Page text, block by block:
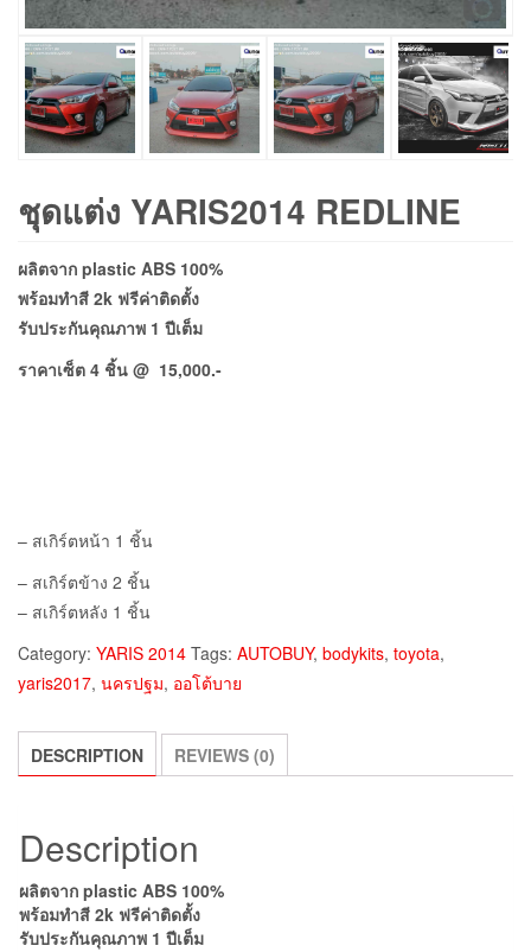
ชุดแต่ง YARIS2014 REDLINE
ผลิตจาก plastic ABS 100%
พร้อมทำสี 2k ฟรีค่าติดตั้ง
รับประกันคุณภาพ 1 ปีเต็ม
ราคาเซ็ต 4 ชิ้น @ 15,000.-
– สเกิร์ตหน้า 1 ชิ้น
– สเกิร์ตข้าง 2 ชิ้น
– สเกิร์ตหลัง 1 ชิ้น
Category: YARIS 2014 Tags: AUTOBUY, bodykits, toyota,
yaris2017, นครปฐม, ออโต้บาย
DESCRIPTION REVIEWS (0)
Description
ผลิตจาก plastic ABS 100%
พร้อมทำสี 2k ฟรีค่าติดตั้ง
รับประกันคุณภาพ 1 ปีเต็ม